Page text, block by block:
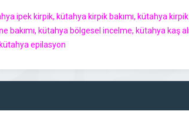
ipek kirpik, kütahya kirpik bakımı, kütahya
kütahya bölgesel incelme, kütahya kaş
epilasyon